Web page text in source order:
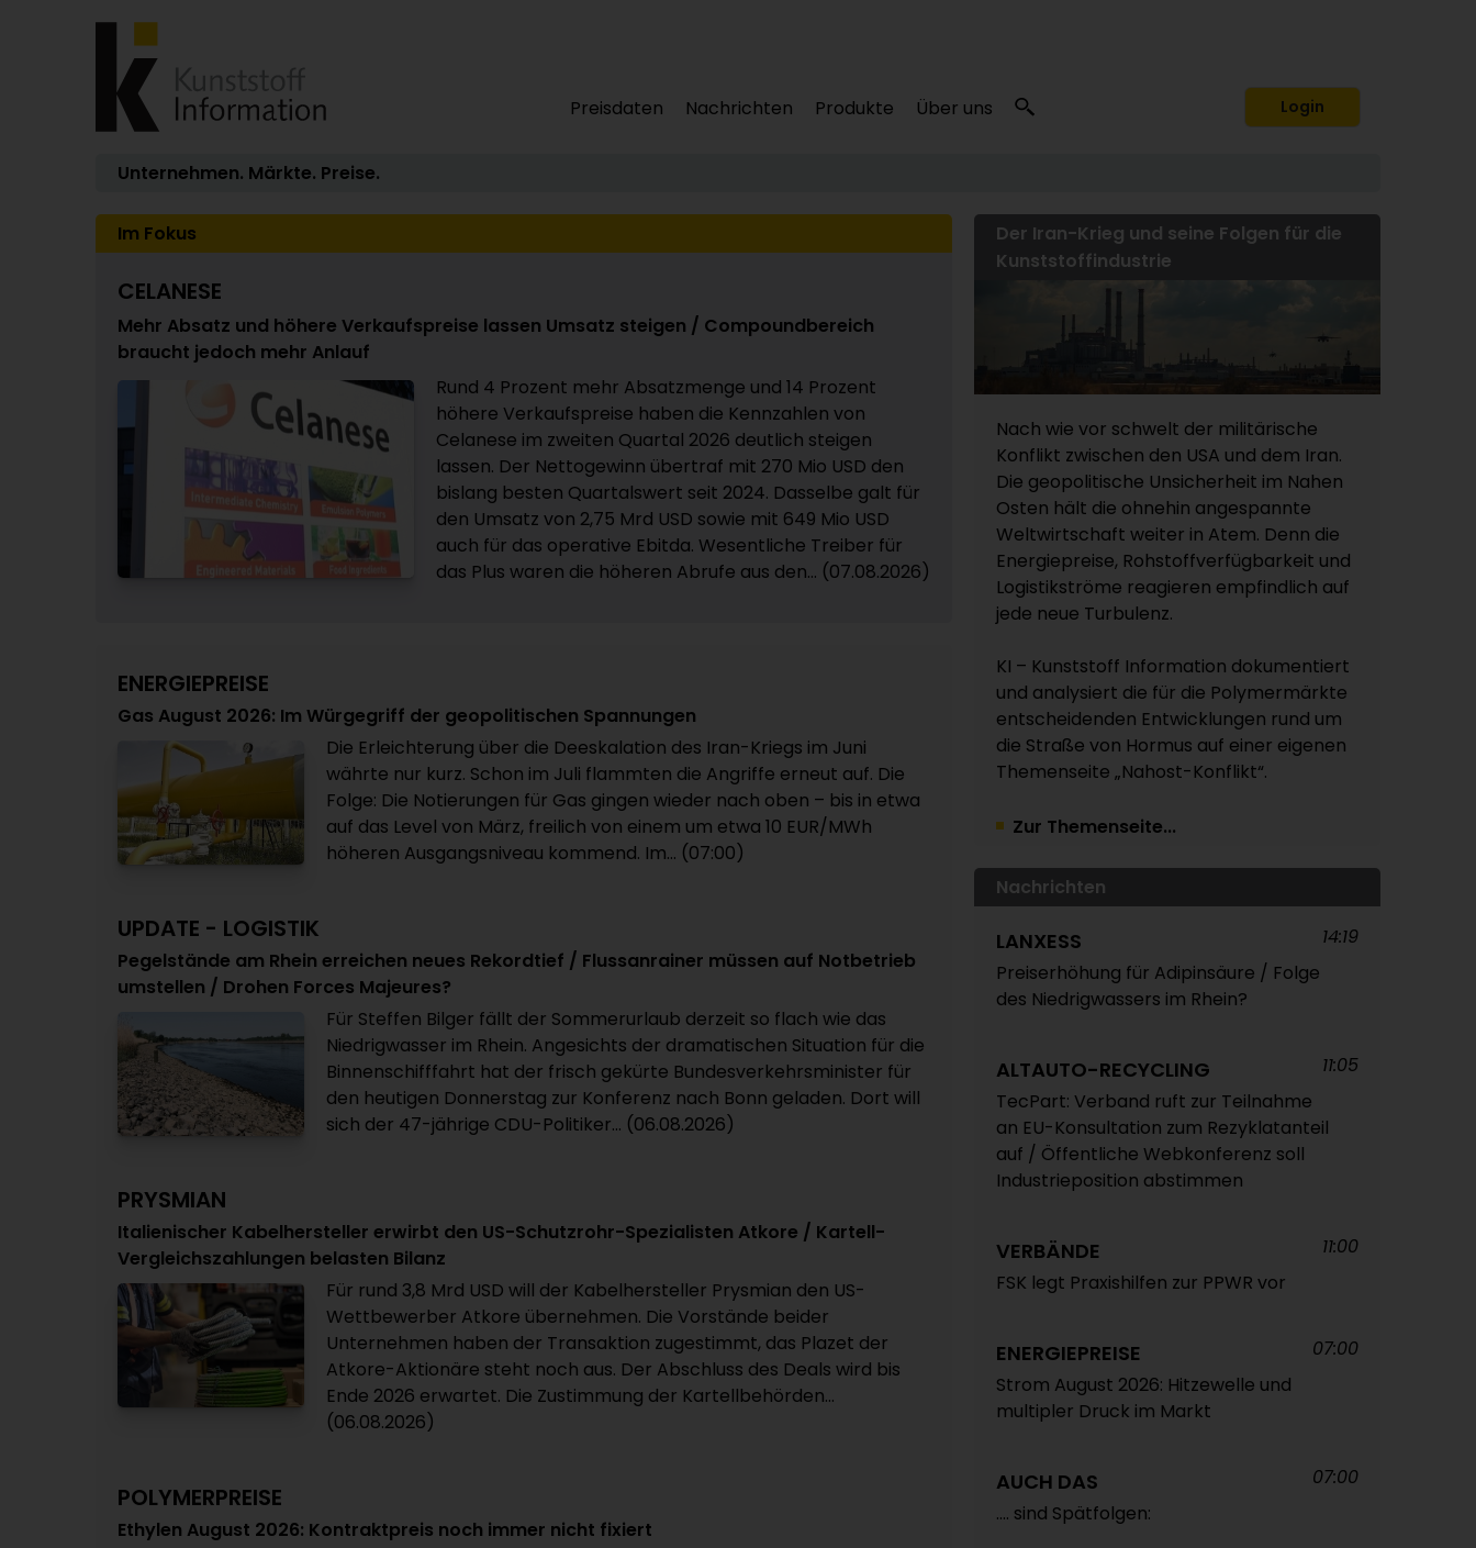
Preisdaten Nachrichten Produkte Über uns Login
Unternehmen. Märkte. Preise.
Im Fokus
CELANESE
Mehr Absatz und höhere Verkaufspreise lassen Umsatz steigen / Compoundbereich
braucht jedoch mehr Anlauf
Rund 4 Prozent mehr Absatzmenge und 14 Prozent
höhere Verkaufspreise haben die Kennzahlen von
Celanese im zweiten Quartal 2026 deutlich steigen
lassen. Der Nettogewinn übertraf mit 270 Mio USD den
bislang besten Quartalswert seit 2024. Dasselbe galt für
den Umsatz von 2,75 Mrd USD sowie mit 649 Mio USD
auch für das operative Ebitda. Wesentliche Treiber für
das Plus waren die höheren Abrufe aus den... (07.08.2026)
ENERGIEPREISE
Gas August 2026: Im Würgegriff der geopolitischen Spannungen
Die Erleichterung über die Deeskalation des Iran-Kriegs im Juni
währte nur kurz. Schon im Juli flammten die Angriffe erneut auf. Die
Folge: Die Notierungen für Gas gingen wieder nach oben – bis in etwa
auf das Level von März, freilich von einem um etwa 10 EUR/MWh
höheren Ausgangsniveau kommend. Im... (07:00)
UPDATE - LOGISTIK
Pegelstände am Rhein erreichen neues Rekordtief / Flussanrainer müssen auf Notbetrieb
umstellen / Drohen Forces Majeures?
Für Steffen Bilger fällt der Sommerurlaub derzeit so flach wie das
Niedrigwasser im Rhein. Angesichts der dramatischen Situation für die
Binnenschifffahrt hat der frisch gekürte Bundesverkehrsminister für
den heutigen Donnerstag zur Konferenz nach Bonn geladen. Dort will
sich der 47-jährige CDU-Politiker... (06.08.2026)
PRYSMIAN
Italienischer Kabelhersteller erwirbt den US-Schutzrohr-Spezialisten Atkore / Kartell-
Vergleichszahlungen belasten Bilanz
Für rund 3,8 Mrd USD will der Kabelhersteller Prysmian den US-
Wettbewerber Atkore übernehmen. Die Vorstände beider
Unternehmen haben der Transaktion zugestimmt, das Plazet der
Atkore-Aktionäre steht noch aus. Der Abschluss des Deals wird bis
Ende 2026 erwartet. Die Zustimmung der Kartellbehörden...
(06.08.2026)
POLYMERPREISE
Ethylen August 2026: Kontraktpreis noch immer nicht fixiert
Der Iran-Krieg und seine Folgen für die
Kunststoffindustrie
Nach wie vor schwelt der militärische
Konflikt zwischen den USA und dem Iran.
Die geopolitische Unsicherheit im Nahen
Osten hält die ohnehin angespannte
Weltwirtschaft weiter in Atem. Denn die
Energiepreise, Rohstoffverfügbarkeit und
Logistikströme reagieren empfindlich auf
jede neue Turbulenz.
KI – Kunststoff Information dokumentiert
und analysiert die für die Polymermärkte
entscheidenden Entwicklungen rund um
die Straße von Hormus auf einer eigenen
Themenseite „Nahost-Konflikt“.
Zur Themenseite...
Nachrichten
LANXESS
Preiserhöhung für Adipinsäure / Folge
des Niedrigwassers im Rhein?
14:19
ALTAUTO-RECYCLING
TecPart: Verband ruft zur Teilnahme
an EU-Konsultation zum Rezyklatanteil
auf / Öffentliche Webkonferenz soll
Industrieposition abstimmen
11:05
VERBÄNDE
FSK legt Praxishilfen zur PPWR vor
11:00
ENERGIEPREISE
Strom August 2026: Hitzewelle und
multipler Druck im Markt
07:00
AUCH DAS
.... sind Spätfolgen:
07:00